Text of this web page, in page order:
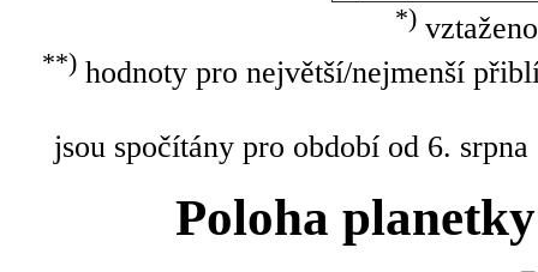
*)
**)hodnoty pro největší/nejmenší
jsou spočítány pro období od 6.
Poloha